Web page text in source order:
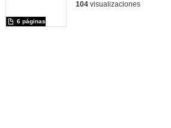
6 páginas
104visualizaciones